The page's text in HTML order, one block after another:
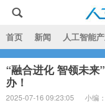
人工智能
首页 新闻 人工智能
“融合进化 智领未
办！
2025-07-16 09:23:05 小编